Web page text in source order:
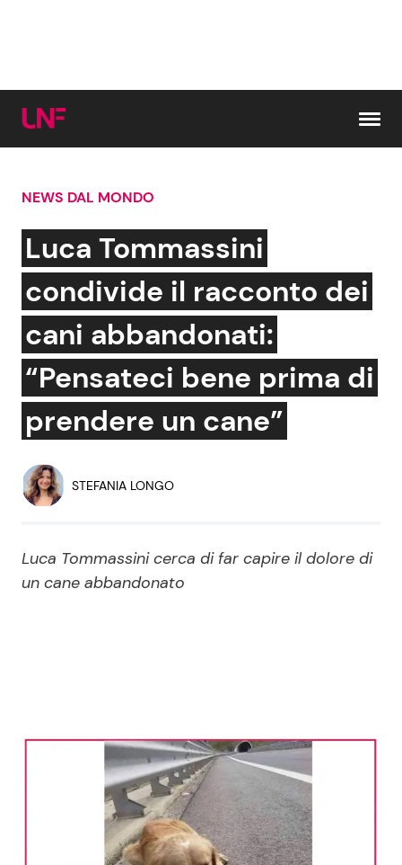
Cerca:
News e Cronaca
Attualità Italiana
Dal Mondo
Economia
Persone Scomparse
Gossip e TV
Bellezze VIP
Coppie VIP
Fiction e Serie TV
Soap Opera
News Spettacolo
Benessere Cucina e Ricette
NEWS DAL MONDO
Luca Tommassini
condivide il racconto dei
cani abbandonati:
“Pensateci bene prima di
prendere un cane”
STEFANIA LONGO
Luca Tommassini cerca di far capire il dolore di
un cane abbandonato